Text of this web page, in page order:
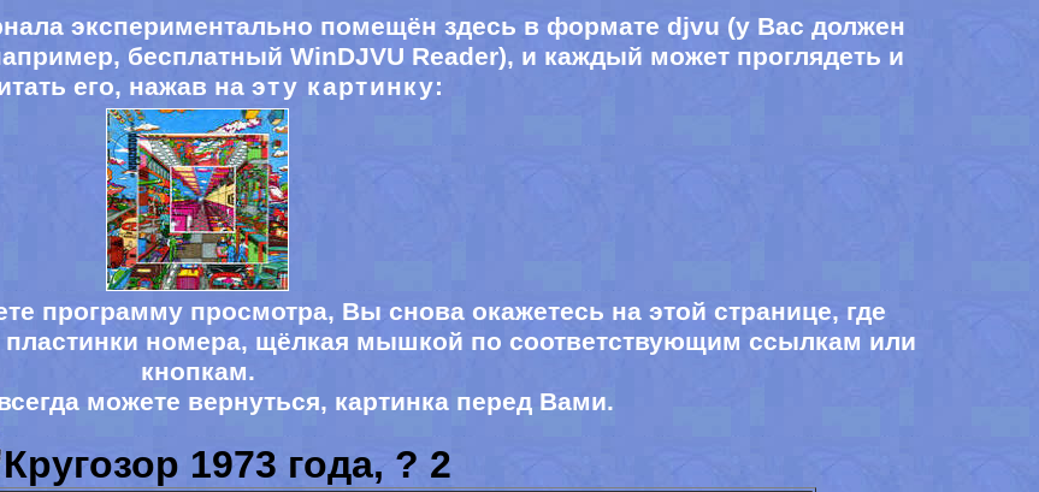
экспериментально помещён здесь в формате djvu (у Вас должен
бесплатный WinDJVU Reader), и каждый может проглядеть и
его, нажав на эту картинку:
программу просмотра, Вы снова окажетесь на этой странице, где
номера, щёлкая мышкой по соответствующим ссылкам или
кнопкам.
можете вернуться, картинка перед Вами.
Кругозор 1973 года, ? 2